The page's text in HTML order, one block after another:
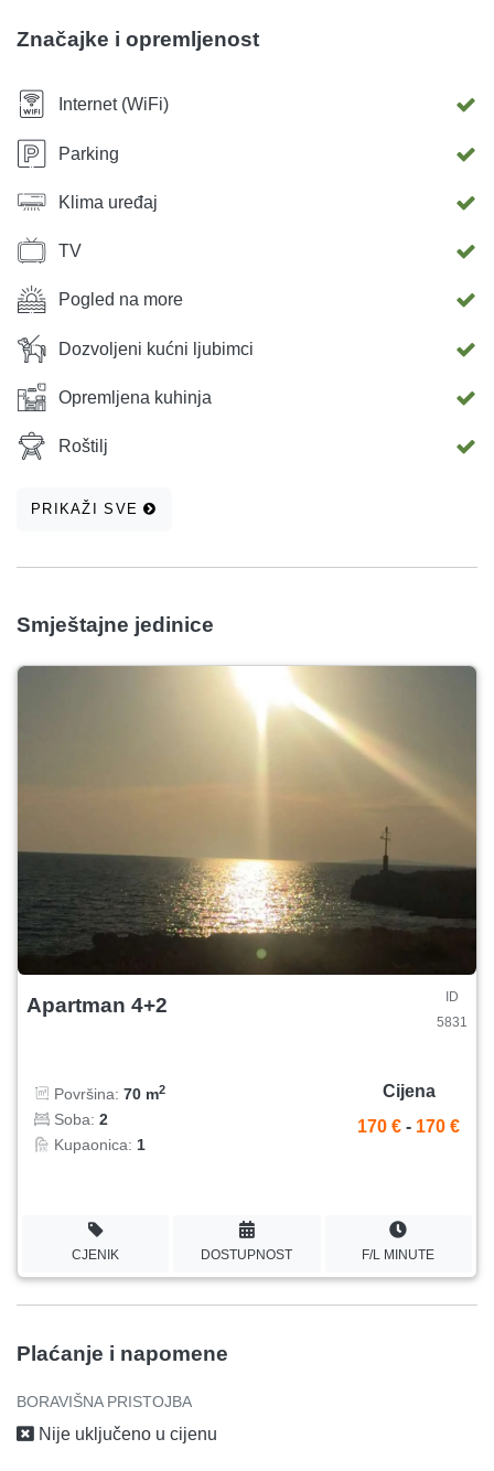
Apartman će Vas dočekati savršeno čist te namješten
posteljinom i ručnikom za svaku osobu. Apartman je
rezerviran uplatom akontacije . Ukoliko imate bilo kakva
pitanja stojimo Vam na raspolaganju.
Značajke i opremljenost
Internet (WiFi)
Parking
Klima uređaj
TV
Pogled na more
Dozvoljeni kućni ljubimci
Opremljena kuhinja
Roštilj
PRIKAŽI SVE
Smještajne jedinice
Apartman 4+2
ID
5831
Površina: 70 m2
Soba: 2
Kupaonica: 1
Cijena
170 € - 170 €
CJENIK DOSTUPNOST F/L MINUTE
Plaćanje i napomene
BORAVIŠNA PRISTOJBA
Nije uključeno u cijenu